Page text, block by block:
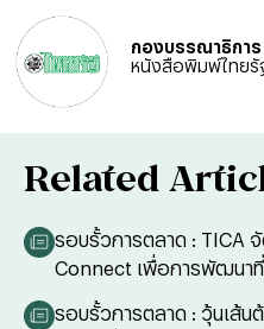
กองบรรณาธิการ
หนังสือพิมพ์ไทยรั
Related
รอบรั้วการตลาด : TICA
Connect เพื่อการพัฒนา
รอบรั้วการตลาด : วุ้นเส้